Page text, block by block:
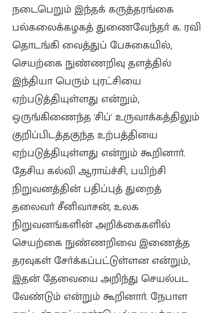
நடைபெறும் இந்தக் கருத்தரங்கை
பல்கலைக்கழகத் துணைவேந்தா் க. ரவி
தொடங்கி வைத்துப் பேசுகையில்,
செயற்கை நுண்ணறிவு தளத்தில்
இந்தியா பெரும் புரட்சியை
ஏற்படுத்தியுள்ளது என்றும்,
ஒருங்கிணைந்த 'சிப்' உருவாக்கத்திலும்
குறிப்பிடத்தகுந்த உற்பத்தியை
ஏற்படுத்தியுள்ளது என்றும் கூறினாா்.
தேசிய கல்வி ஆராய்ச்சி, பயிற்சி
நிறுவனத்தின் பதிப்புத் துறைத்
தலைவா் சீனிவாசன், உலக
நிறுவனங்களின் அறிக்கைகளில்
செயற்கை நுண்ணறிவை இணைத்த
தரவுகள் சோ்க்கப்பட்டுள்ளன என்றும்,
இதன் தேவையை அறிந்து செயல்பட
வேண்டும் என்றும் கூறினாா். நேபாள